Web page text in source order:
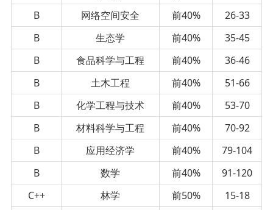
B
网络空间安全 前40%
26-33
B
生态学 前40%
35-45
B
食品科学与工程 前40%
36-46
B
土木工程 前40%
51-66
B
化学工程与技术 前40%
53-70
B
材料科学与工程 前40%
70-92
B
应用经济学 前40%
79-104
B
数学 前40%
91-120
C++
林学 前50%
15-18